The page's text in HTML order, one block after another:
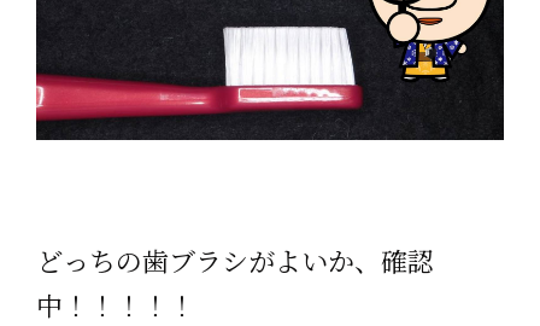
どっちの歯ブラシがよいか、確認
中！！！！！